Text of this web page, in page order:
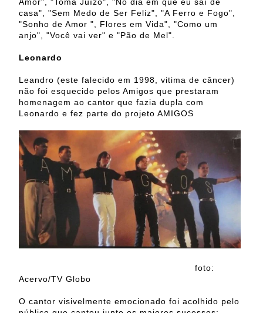
casa", "Sem Medo de Ser Feliz", "A Ferro e Fogo",
"Sonho de Amor ", Flores em Vida", "Como um
anjo", "Você vai ver" e "Pão de Mel".
Leonardo
Leandro (este falecido em 1998, vitima de câncer)
não foi esquecido pelos Amigos que prestaram
homenagem ao cantor que fazia dupla com
Leonardo e fez parte do projeto AMIGOS
foto:
Acervo/TV Globo
O cantor visivelmente emocionado foi acolhido pelo